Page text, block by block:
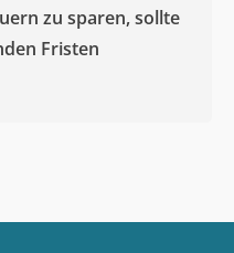
zu sparen, sollte
Fristen